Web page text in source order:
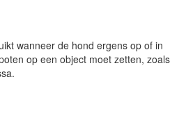
wanneer de hond ergens op of in
op een object moet zetten, zoals